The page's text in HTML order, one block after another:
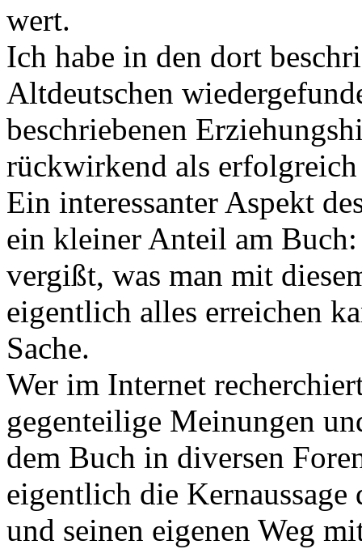
wert.
Ich habe in den dort
Altdeutschen
beschriebenen
rückwirkend als
Ein interessanter Aspekt
ein kleiner Anteil am
vergißt, was man mit
eigentlich alles erreichen
Sache.
Wer im Internet
gegenteilige Meinungen
dem Buch in diversen
eigentlich die
und seinen eigenen Weg